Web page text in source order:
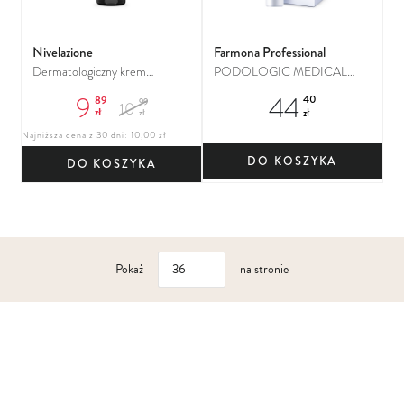
Nivelazione
Dermatologiczny krem
9 89
zł 10 99
zł
Najniższa cena z 30 dni: 10,00 zł
DO KOSZYKA
Farmona Professional
PODOLOGIC MEDICAL
paznokci z objawami grzybicy
44 40
zł
DO KOSZYKA
Pokaż na stronie